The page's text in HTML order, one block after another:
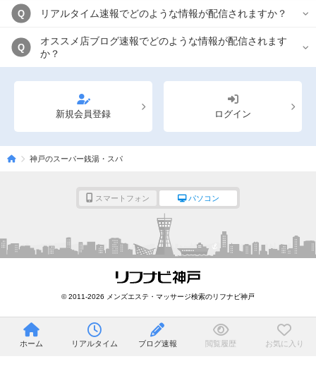
Q リアルタイム速報でどのような情報が配信されますか？
Q
オススメ店ブログ速報でどのような情報が配信されます
か？
新規会員登録 ログイン
神戸のスーパー銭湯・スパ
スマートフォン パソコン
© 2011-2026 メンズエステ・マッサージ検索のリフナビ神戸
ホーム リアルタイム ブログ速報 閲覧履歴 お気に入り